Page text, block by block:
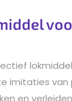
imitaties van
en